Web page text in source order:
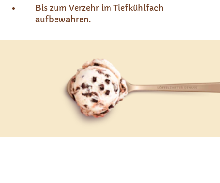
Bis zum Verzehr im Tiefkühlfach
aufbewahren.